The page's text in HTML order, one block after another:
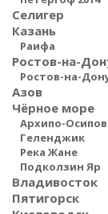
Селигер
Казань
Раифа
Ростов-на-
Ростов-на-
Азов
Чёрное море
Архипо-
Геленджик
Река Жане
Подколзин Яр
Владивосток
Пятигорск